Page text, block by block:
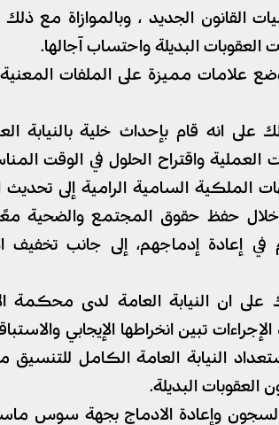
القانون الجديد ، وبالموازاة مع ذلك
البديلة واحتساب آجالها.
علامات مميزة على الملفات
على انه قام بإحداث خلية بالنيابة
واقتراح الحلول في الوقت
الملكية السامية الرامية إلى
خلال حفظ حقوق المجتمع والضحية
في إعادة إدماجهم، إلى جانب تخفيف
ان النيابة العامة لدى محكمة
تبين انخراطها الإيجابي
النيابة العامة الكامل
العقوبات البديلة.
السجون وإعادة الادماج بجهة سوس